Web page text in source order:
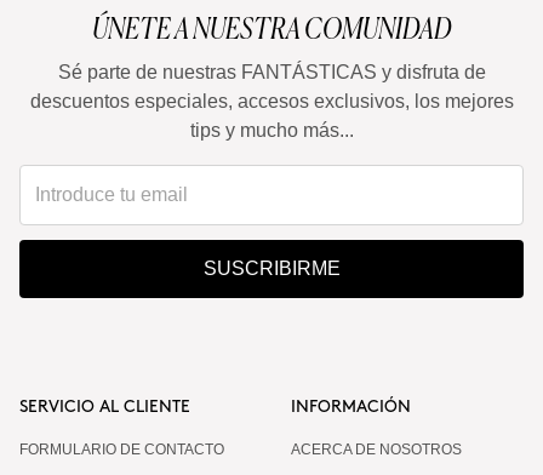
ÚNETE A NUESTRA COMUNIDAD
Sé parte de nuestras FANTÁSTICAS y disfruta de
descuentos especiales, accesos exclusivos, los mejores
tips y mucho más...
SUSCRIBIRME
SERVICIO AL CLIENTE
FORMULARIO DE CONTACTO
INFORMACIÓN
ACERCA DE NOSOTROS